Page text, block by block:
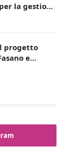
la gestione
di Laureto
progetto
e